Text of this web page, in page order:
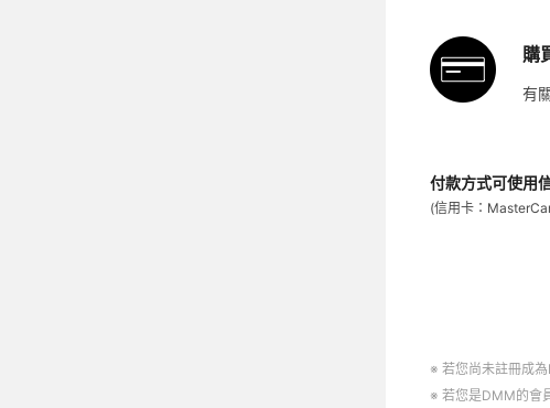
購
有
付款方式可使用
(信用卡：
※ 若您尚未註冊成
※ 若您是DMM的會